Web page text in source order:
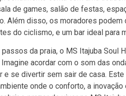
de games, salão de festas,
Além disso, os moradores
do ciclismo, e um bar ideal
da praia, o MS Itajuba
Imagine acordar com o som das
e se divertir sem sair de casa.
onde o conforto, a